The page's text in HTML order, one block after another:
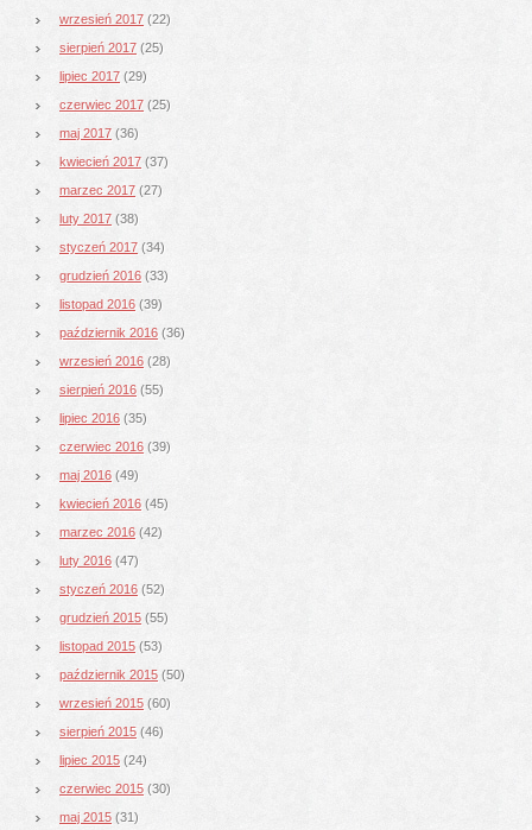
wrzesień 2017 (22)
sierpień 2017 (25)
lipiec 2017 (29)
czerwiec 2017 (25)
maj 2017 (36)
kwiecień 2017 (37)
marzec 2017 (27)
luty 2017 (38)
styczeń 2017 (34)
grudzień 2016 (33)
listopad 2016 (39)
październik 2016 (36)
wrzesień 2016 (28)
sierpień 2016 (55)
lipiec 2016 (35)
czerwiec 2016 (39)
maj 2016 (49)
kwiecień 2016 (45)
marzec 2016 (42)
luty 2016 (47)
styczeń 2016 (52)
grudzień 2015 (55)
listopad 2015 (53)
październik 2015 (50)
wrzesień 2015 (60)
sierpień 2015 (46)
lipiec 2015 (24)
czerwiec 2015 (30)
maj 2015 (31)